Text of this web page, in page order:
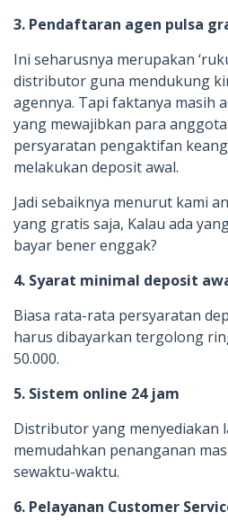
3. Pendaftaran agen pulsa
Ini seharusnya merupakan
distributor guna mendukung
agennya. Tapi faktanya masih
yang mewajibkan para
persyaratan pengaktifan
melakukan deposit awal.
Jadi sebaiknya menurut kami
yang gratis saja, Kalau ada
bayar bener enggak?
4. Syarat minimal deposit
Biasa rata-rata persyaratan
harus dibayarkan tergolong
50.000.
5. Sistem online 24 jam
Distributor yang menyediakan
memudahkan penanganan
sewaktu-waktu.
6. Pelayanan Customer